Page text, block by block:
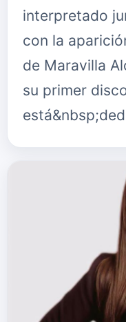
interpretado
con la
de Maravilla
su primer